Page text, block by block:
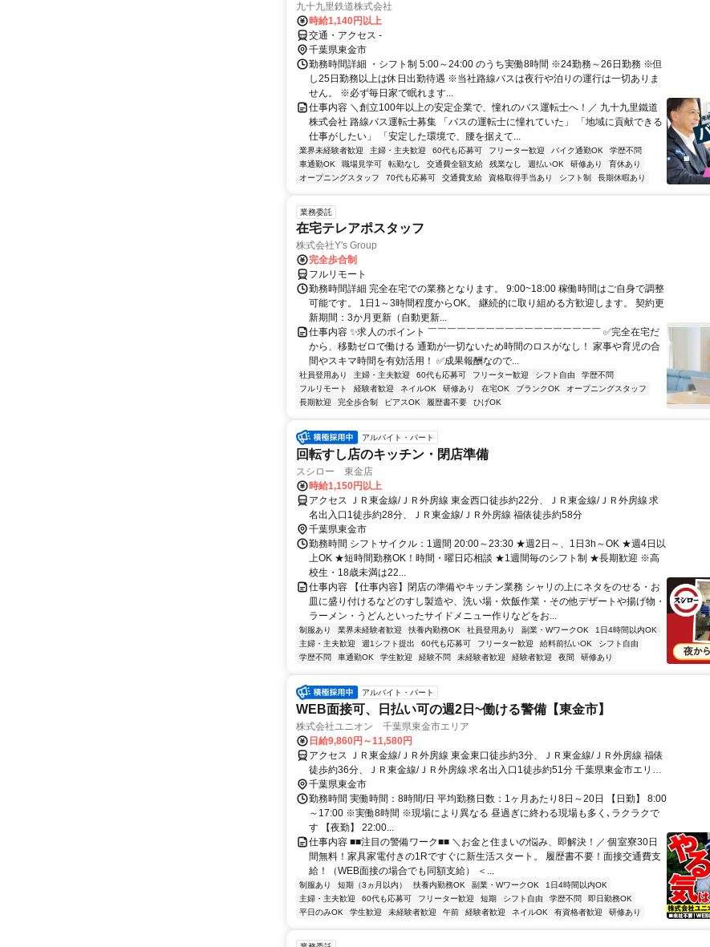
九十九里鉄道株式会社
時給1,140円以上
交通・アクセス -
千葉県東金市
勤務時間詳細 ・シフト制 5:00～24:00 のうち実働8時間 ※24勤務～26日勤務 ※但
し25日勤務以上は休日出勤待遇 ※当社路線バスは夜行や泊りの運行は一切ありま
せん。 ※必ず毎日家で眠れます...
仕事内容 ＼創立100年以上の安定企業で、憧れのバス運転士へ！／ 九十九里鐵道
株式会社 路線バス運転士募集 「バスの運転士に憧れていた」 「地域に貢献できる
仕事がしたい」 「安定した環境で、腰を据えて...
業界未経験者歓迎 主婦・主夫歓迎 60代も応募可 フリーター歓迎 バイク通勤OK
学歴不問
車通勤OK
職場見学可 転勤なし 交通費全額支給 残業なし 週払いOK 研修あり
育休あり
オープニングスタッフ
70代も応募可 交通費支給 資格取得手当あり シフト制 長期休暇あり
業務委託
在宅テレアポスタッフ
株式会社Y's Group
完全歩合制
フルリモート
勤務時間詳細 完全在宅での業務となります。 9:00~18:00 稼働時間はご自身で調整
可能です。 1日1～3時間程度からOK。 継続的に取り組める方歓迎します。 契約更
新期間：3か月更新（自動更新...
仕事内容 ✨求人のポイント ￣￣￣￣￣￣￣￣￣￣￣￣￣￣￣￣￣￣ ✅完全在宅だ
から、移動ゼロで働ける 通勤が一切ないため時間のロスがなし！ 家事や育児の合
間やスキマ時間を有効活用！ ✅成果報酬なので...
社員登用あり 主婦・主夫歓迎 60代も応募可 フリーター歓迎 シフト自由
学歴不問
フルリモート
経験者歓迎 ネイルOK 研修あり 在宅OK ブランクOK
オープニングスタッフ
長期歓迎
完全歩合制 ピアスOK 履歴書不要 ひげOK
アルバイト・パート
回転すし店のキッチン・閉店準備
スシロー 東金店
時給1,150円以上
アクセス ＪＲ東金線/ＪＲ外房線 東金西口徒歩約22分、ＪＲ東金線/ＪＲ外房線 求
名出入口1徒歩約28分、ＪＲ東金線/ＪＲ外房線 福俵徒歩約58分
千葉県東金市
勤務時間 シフトサイクル：1週間 20:00～23:30 ★週2日～、1日3h～OK ★週4日以
上OK ★短時間勤務OK！時間・曜日応相談 ★1週間毎のシフト制 ★長期歓迎 ※高
校生・18歳未満は22...
仕事内容 【仕事内容】閉店の準備やキッチン業務 シャリの上にネタをのせる・お
皿に盛り付けるなどのすし製造や、洗い場・炊飯作業・その他デザートや揚げ物・
ラーメン・うどんといったサイドメニュー作りなどをお...
制服あり 業界未経験者歓迎 扶養内勤務OK 社員登用あり 副業・WワークOK
1日4時間以内OK
主婦・主夫歓迎
週1シフト提出 60代も応募可 フリーター歓迎 給料前払いOK
シフト自由
学歴不問
車通勤OK 学生歓迎 経験不問 未経験者歓迎 経験者歓迎 夜間 研修あり
アルバイト・パート
WEB面接可、日払い可の週2日~働ける警備【東金市】
株式会社ユニオン 千葉県東金市エリア
日給9,860円～11,580円
アクセス ＪＲ東金線/ＪＲ外房線 東金東口徒歩約3分、ＪＲ東金線/ＪＲ外房線 福俵
徒歩約36分、ＪＲ東金線/ＪＲ外房線 求名出入口1徒歩約51分 千葉県東金市エリア
（東金駅、求名駅、福俵駅、千葉駅等）
千葉県東金市
勤務時間 実働時間：8時間/日 平均勤務日数：1ヶ月あたり8日～20日 【日勤】 8:00
～17:00 ※実働8時間 ※現場により異なる 昼過ぎに終わる現場も多く､ラクラクで
す 【夜勤】 22:00...
仕事内容 ■■注目の警備ワーク■■ ＼お金と住まいの悩み、即解決！／ 個室寮30日
間無料！家具家電付きの1Rですぐに新生活スタート。 履歴書不要！面接交通費支
給！（WEB面接の場合でも同額支給） ＜...
制服あり 短期（3ヵ月以内） 扶養内勤務OK 副業・WワークOK
1日4時間以内OK
主婦・主夫歓迎
60代も応募可 フリーター歓迎 短期 シフト自由 学歴不問
即日勤務OK
平日のみOK
学生歓迎 未経験者歓迎 午前 経験者歓迎 ネイルOK 有資格者歓迎 研修あり